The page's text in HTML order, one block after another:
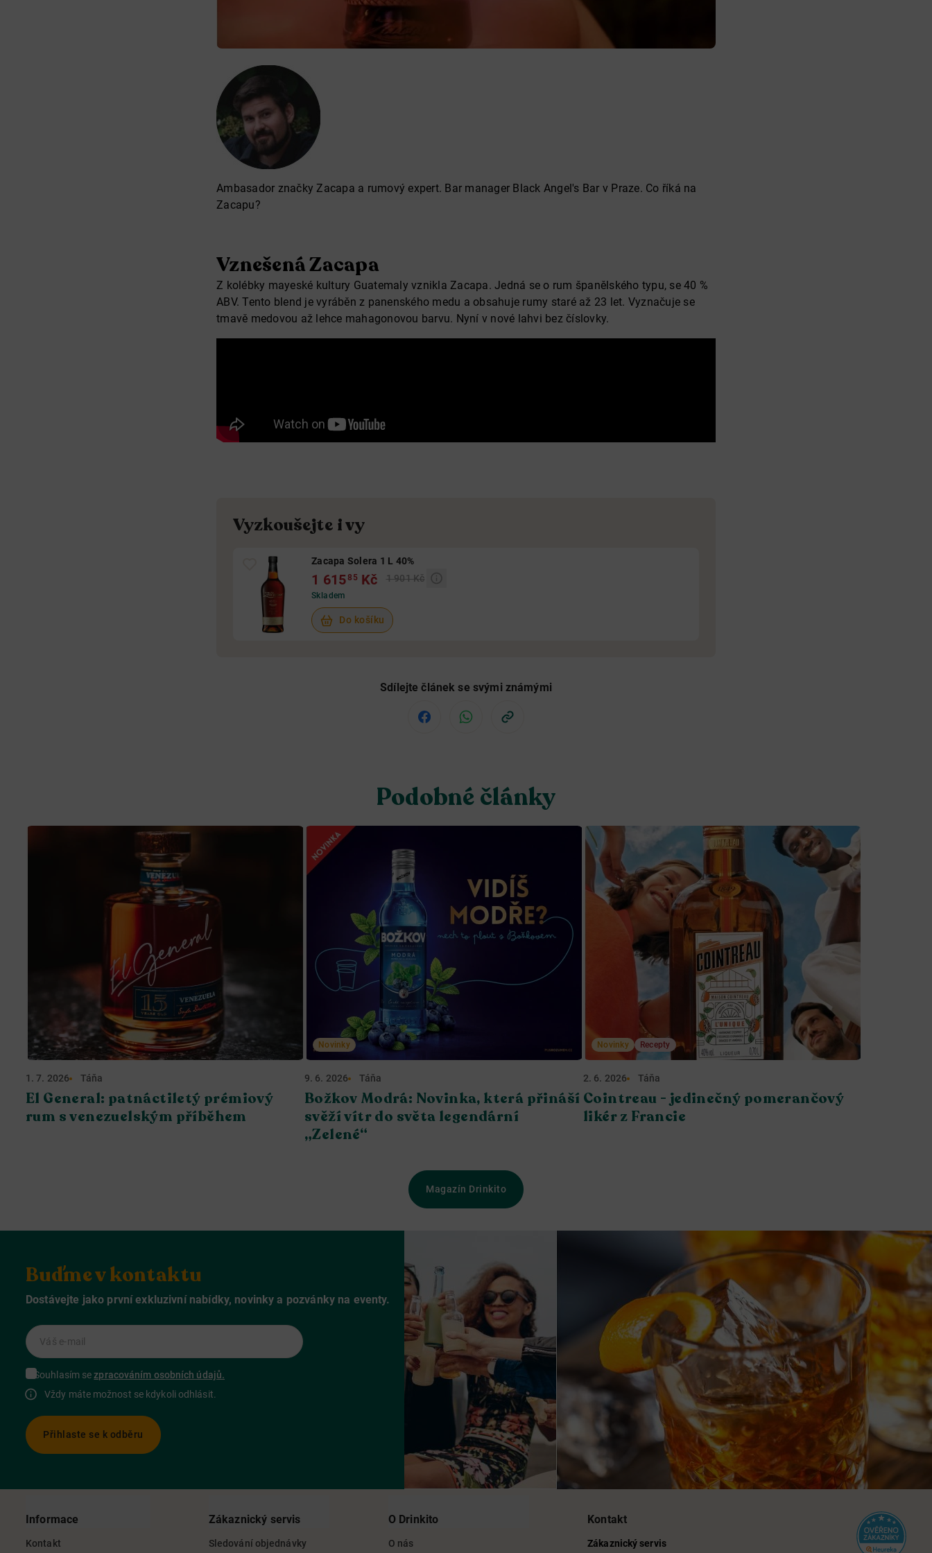
Ambasador značky Zacapa a rumový expert. Bar manager Black Angel's Bar v Praze. Co říká na
Zacapu?
Vznešená Zacapa
Z kolébky mayeské kultury Guatemaly vznikla Zacapa. Jedná se o rum španělského typu, se 40 %
ABV. Tento blend je vyráběn z panenského medu a obsahuje rumy staré až 23 let. Vyznačuje se
tmavě medovou až lehce mahagonovou barvu. Nyní v nové lahvi bez číslovky.
Vyzkoušejte i vy
Zacapa Solera 1 L 40%
1 61585 Kč 1 901 Kč
Skladem
Do košíku
Sdílejte článek se svými známými
Podobné články
1. 7. 2026 Táňa
El General: patnáctiletý prémiový
rum s venezuelským příběhem
Novinky
9. 6. 2026 Táňa
Božkov Modrá: Novinka, která přináší
svěží vítr do světa legendární
„Zelené“
Novinky Recepty
2. 6. 2026 Táňa
Cointreau - jedinečný pomerančový
likér z Francie
Magazín Drinkito
Buďme v kontaktu
Dostávejte jako první exkluzivní nabídky, novinky a pozvánky na eventy.
Váš e-mail
Souhlasím sezpracováním osobních údajů.
Vždy máte možnost se kdykoli odhlásit.
Přihlaste se k odběru
Informace
Kontakt
Zákaznický servis
Sledování objednávky
O Drinkito
O nás
Kontakt
Zákaznický servis